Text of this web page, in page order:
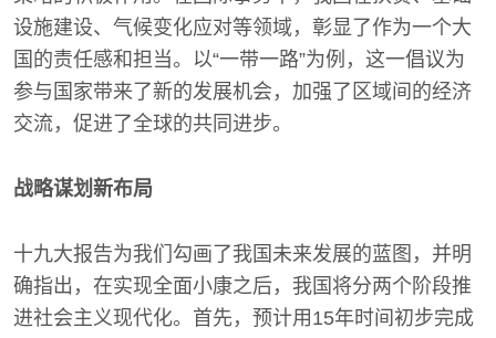
设施建设、气候变化应对等领域，彰显了作为一个大
国的责任感和担当。以“一带一路”为例，这一倡议为
参与国家带来了新的发展机会，加强了区域间的经济
交流，促进了全球的共同进步。
战略谋划新布局
十九大报告为我们勾画了我国未来发展的蓝图，并明
确指出，在实现全面小康之后，我国将分两个阶段推
进社会主义现代化。首先，预计用15年时间初步完成